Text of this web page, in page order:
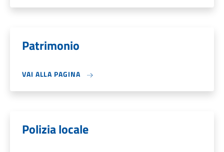
Patrimonio
VAI ALLA PAGINA
Polizia locale